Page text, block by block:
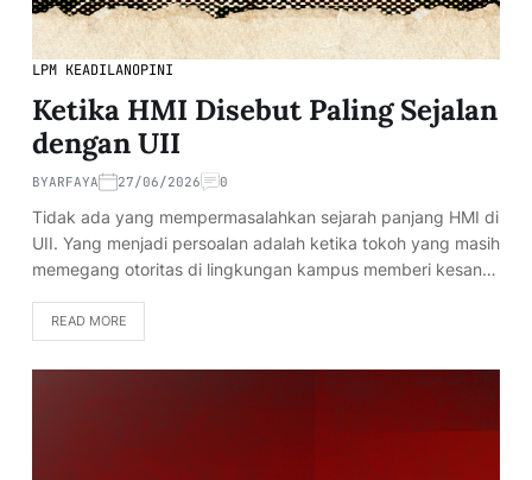
LPM KEADILANOPINI
Ketika HMI Disebut Paling Sejalan
dengan UII
BYARFAYA 27/06/2026 0
Tidak ada yang mempermasalahkan sejarah panjang HMI di
UII. Yang menjadi persoalan adalah ketika tokoh yang masih
memegang otoritas di lingkungan kampus memberi kesan…
READ MORE